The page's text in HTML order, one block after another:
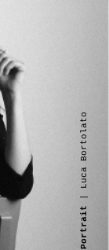
Portrait
| Luca Bortolato